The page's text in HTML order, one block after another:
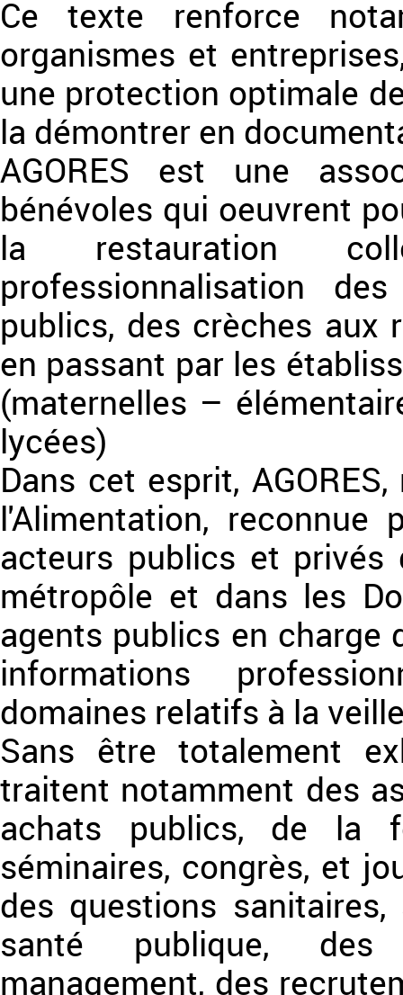
Ce texte renforce
organismes et
une protection optimale
la démontrer en
AGORES est une
bénévoles qui oeuvrent
la restauration
professionnalisation
publics, des crèches aux
en passant par les
(maternelles –
lycées)
Dans cet esprit,
l'Alimentation,
acteurs publics et
métropôle et dans les
agents publics en charge
informations
domaines relatifs à la
Sans être totalement
traitent notamment des
achats publics, de la
séminaires, congrès, et
des questions
santé publique, des
management, des